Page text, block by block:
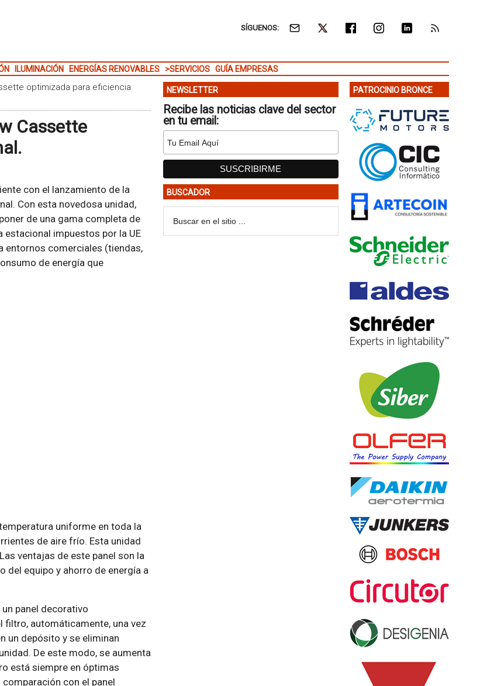
SÍGUENOS:
ILUMINACIÓN ENERGÍAS RENOVABLES >SERVICIOS GUÍA EMPRESAS
optimizada para eficiencia
Cassette
con el lanzamiento de la
Con esta novedosa unidad,
de una gama completa de
impuestos por la UE
entornos comerciales (tiendas,
de energía que
uniforme en toda la
de aire frío. Esta unidad
ventajas de este panel son la
del equipo y ahorro de energía a
panel decorativo
filtro, automáticamente, una vez
un depósito y se eliminan
De este modo, se aumenta
está siempre en óptimas
con el panel
NEWSLETTER
Recibe las noticias clave del sector
en tu email:
BUSCADOR
PATROCINIO BRONCE